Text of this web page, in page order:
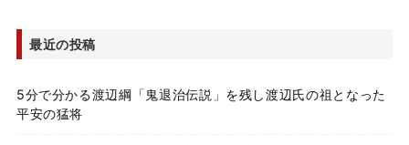
最近の投稿
5分で分かる渡辺綱「鬼退治伝説」を残し渡辺氏の祖となった
平安の猛将